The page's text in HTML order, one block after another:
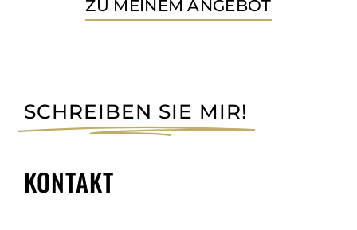
ZU MEINEM ANGEBOT
SCHREIBEN SIE MIR!
KONTAKT